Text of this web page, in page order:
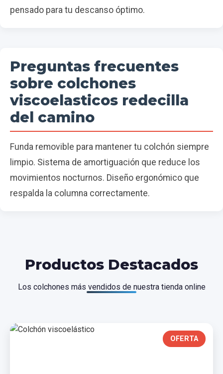
pensado para tu descanso óptimo.
Preguntas frecuentes
sobre colchones
viscoelasticos redecilla
del camino
Funda removible para mantener tu colchón siempre
limpio. Sistema de amortiguación que reduce los
movimientos nocturnos. Diseño ergonómico que
respalda la columna correctamente.
Productos Destacados
Los colchones más vendidos de nuestra tienda online
OFERTA